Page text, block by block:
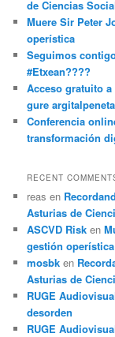
de Ciencias
Muere Sir Peter
operística
Seguimos
#Etxean????
Acceso gratuito
gure
Conferencia
transformación
RECENT
reas en
Asturias de
ASCVD Risk en
gestión operística
mosbk en
Asturias de
RUGE
desorden
RUGE